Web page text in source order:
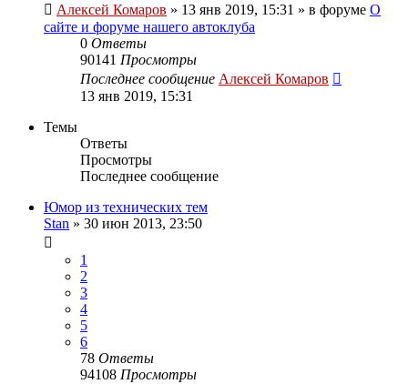
Алексей Комаров » 13 янв 2019, 15:31 » в форуме О
сайте и форуме нашего автоклуба
0 Ответы
90141 Просмотры
Последнее сообщение Алексей Комаров
13 янв 2019, 15:31
Темы
Ответы
Просмотры
Последнее сообщение
Юмор из технических тем
Stan » 30 июн 2013, 23:50
1
2
3
4
5
6
78 Ответы
94108 Просмотры